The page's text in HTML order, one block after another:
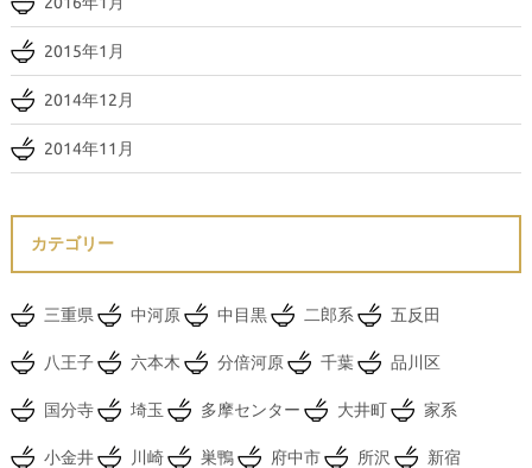
2015年1月
2014年12月
2014年11月
カテゴリー
三重県 中河原 中目黒 二郎系 五反田
八王子 六本木 分倍河原 千葉 品川区
国分寺 埼玉 多摩センター 大井町 家系
小金井 川崎 巣鴨 府中市 所沢 新宿